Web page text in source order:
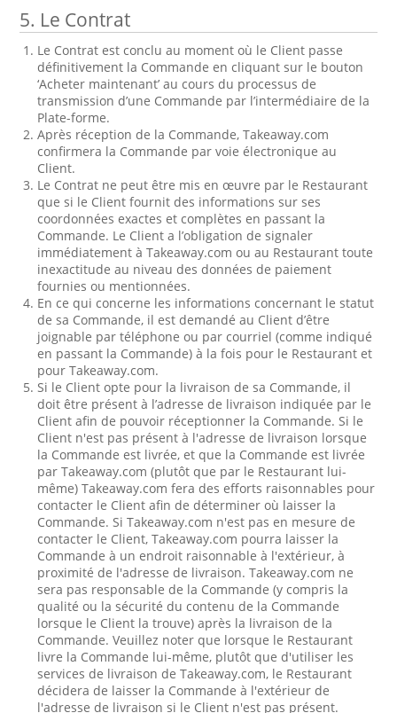
5. Le Contrat
Le Contrat est conclu au moment où le Client passe
définitivement la Commande en cliquant sur le bouton
‘Acheter maintenant’ au cours du processus de
transmission d’une Commande par l’intermédiaire de la
Plate-forme.
Après réception de la Commande, Takeaway.com
confirmera la Commande par voie électronique au
Client.
Le Contrat ne peut être mis en œuvre par le Restaurant
que si le Client fournit des informations sur ses
coordonnées exactes et complètes en passant la
Commande. Le Client a l’obligation de signaler
immédiatement à Takeaway.com ou au Restaurant toute
inexactitude au niveau des données de paiement
fournies ou mentionnées.
En ce qui concerne les informations concernant le statut
de sa Commande, il est demandé au Client d’être
joignable par téléphone ou par courriel (comme indiqué
en passant la Commande) à la fois pour le Restaurant et
pour Takeaway.com.
Si le Client opte pour la livraison de sa Commande, il
doit être présent à l’adresse de livraison indiquée par le
Client afin de pouvoir réceptionner la Commande. Si le
Client n'est pas présent à l'adresse de livraison lorsque
la Commande est livrée, et que la Commande est livrée
par Takeaway.com (plutôt que par le Restaurant lui-
même) Takeaway.com fera des efforts raisonnables pour
contacter le Client afin de déterminer où laisser la
Commande. Si Takeaway.com n'est pas en mesure de
contacter le Client, Takeaway.com pourra laisser la
Commande à un endroit raisonnable à l'extérieur, à
proximité de l'adresse de livraison. Takeaway.com ne
sera pas responsable de la Commande (y compris la
qualité ou la sécurité du contenu de la Commande
lorsque le Client la trouve) après la livraison de la
Commande. Veuillez noter que lorsque le Restaurant
livre la Commande lui-même, plutôt que d'utiliser les
services de livraison de Takeaway.com, le Restaurant
décidera de laisser la Commande à l'extérieur de
l'adresse de livraison si le Client n'est pas présent.